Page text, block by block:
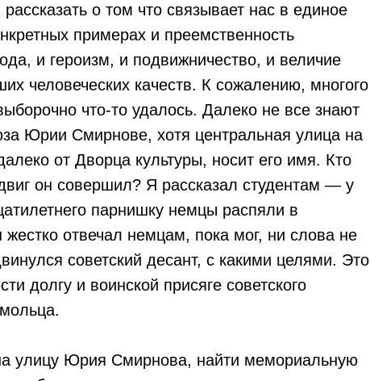
о том что связывает нас в единое
примерах и преемственность
и героизм, и подвижничество, и величие
человеческих качеств. К сожалению, многого
что-то удалось. Далеко не все знают
Юрии Смирнове, хотя центральная улица на
от Дворца культуры, носит его имя. Кто
он совершил? Я рассказал студентам — у
парнишку немцы распяли в
отвечал немцам, пока мог, ни слова не
советский десант, с какими целями. Это
долгу и воинской присяге советского
улицу Юрия Смирнова, найти мемориальную